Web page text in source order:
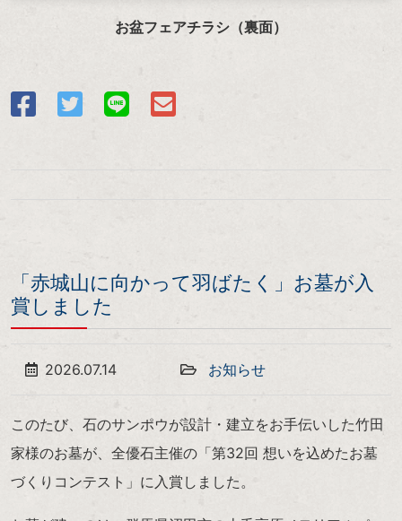
お盆フェアチラシ（裏面）
「赤城山に向かって羽ばたく」お墓が入
賞しました
2026.07.14 お知らせ
このたび、石のサンポウが設計・建立をお手伝いした竹田
家様のお墓が、全優石主催の「第32回 想いを込めたお墓
づくりコンテスト」に入賞しました。